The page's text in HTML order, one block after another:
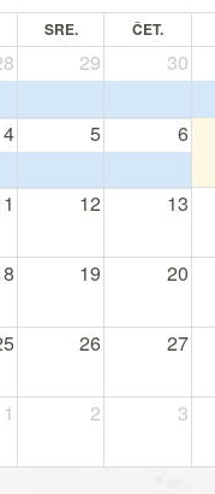
SRE. ČET.
29 30
4 5 6
12 13
19 20
26 27
1 2 3